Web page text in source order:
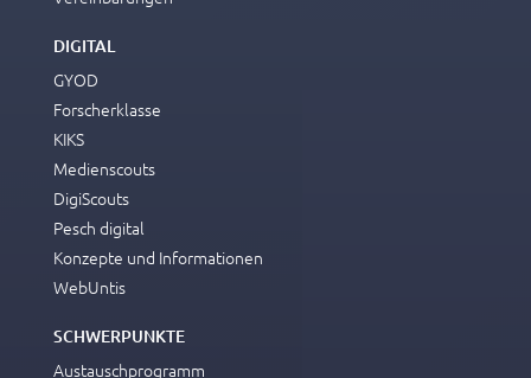
DIGITAL
GYOD
Forscherklasse
KIKS
Medienscouts
DigiScouts
Pesch digital
Konzepte und Informationen
WebUntis
SCHWERPUNKTE
Austauschprogramm